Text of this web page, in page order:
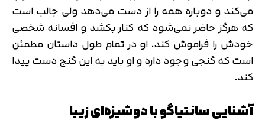
می‌کند و دوباره همه را از دست می‌دهد ولی جالب است
که هرگز حاضر نمی‌شود که کنار بکشد و افسانه شخصی
خودش را فراموش کند. او در تمام طول داستان مطمئن
است که گنجی وجود دارد و او باید به این گنج دست پیدا
کند.
آشنایی سانتیاگو با دوشیزه‌ای زیبا